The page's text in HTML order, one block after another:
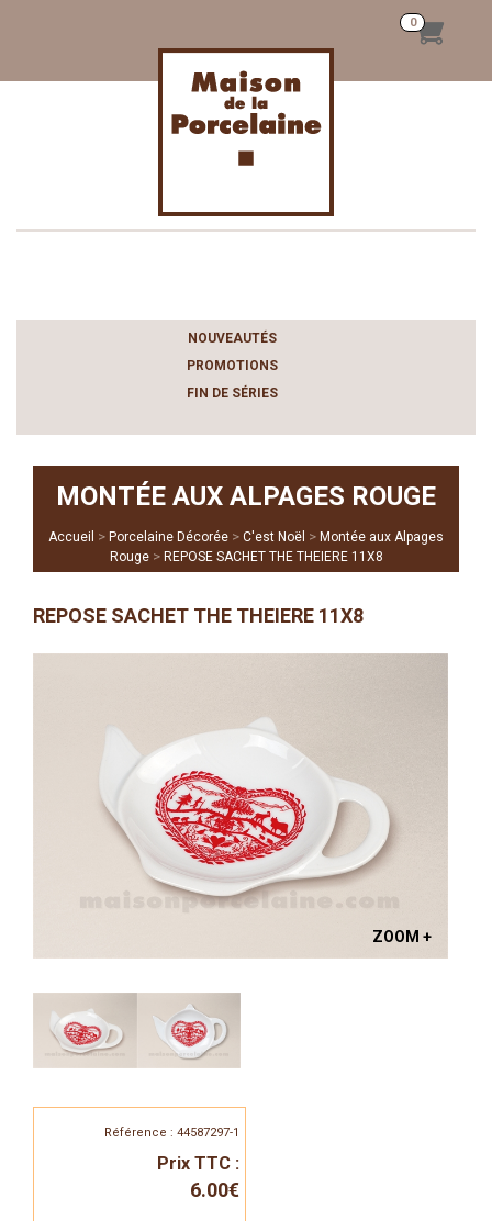
NOUVEAUTÉS
PROMOTIONS
FIN DE SÉRIES
MONTÉE AUX ALPAGES ROUGE
Accueil > Porcelaine Décorée > C'est Noël > Montée aux Alpages
Rouge > REPOSE SACHET THE THEIERE 11X8
REPOSE SACHET THE THEIERE 11X8
ZOOM +
Référence : 44587297-1
Prix TTC :
6.00€